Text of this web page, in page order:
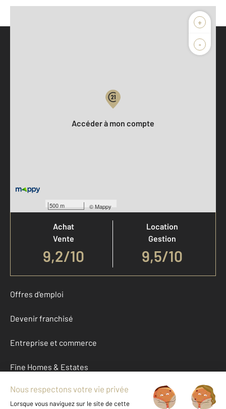
+
-
500 m ©Mappy
Accéder à mon compte
Votre agence est notée
Achat
Vente
9,2/10
Location
Gestion
9,5/10
Offres d'emploi
Devenir franchisé
Entreprise et commerce
Fine Homes & Estates
À propos